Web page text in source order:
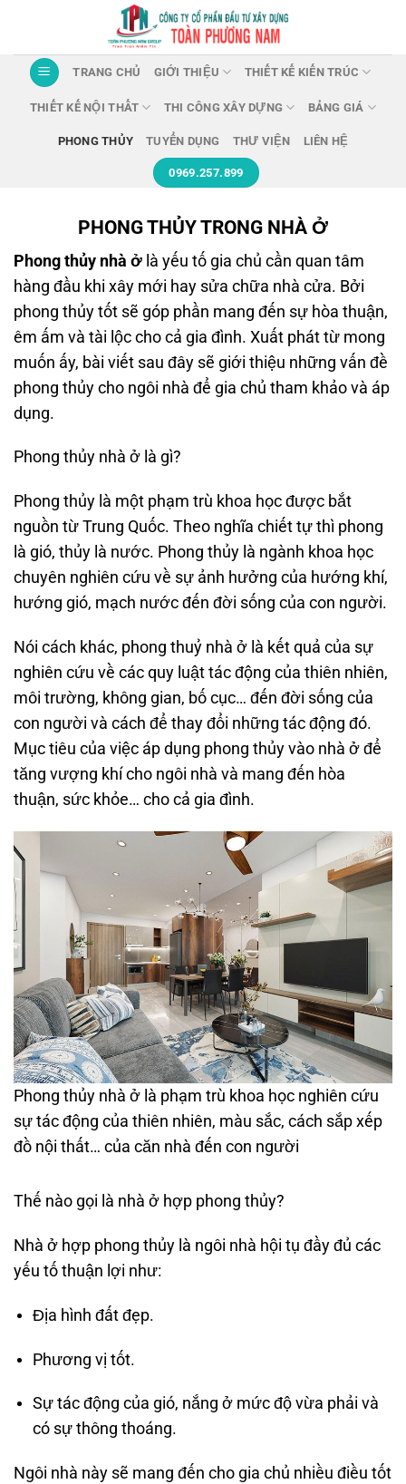
nội
dung
TRANG CHỦ GIỚI THIỆU THIẾT KẾ KIẾN TRÚC
THIẾT KẾ NỘI THẤT THI CÔNG XÂY DỰNG BẢNG GIÁ
PHONG THỦY TUYỂN DỤNG THƯ VIỆN LIÊN HỆ
0969.257.899
PHONG THỦY TRONG NHÀ Ở
Phong thủy nhà ở là yếu tố gia chủ cần quan tâm
hàng đầu khi xây mới hay sửa chữa nhà cửa. Bởi
phong thủy tốt sẽ góp phần mang đến sự hòa thuận,
êm ấm và tài lộc cho cả gia đình. Xuất phát từ mong
muốn ấy, bài viết sau đây sẽ giới thiệu những vấn đề
phong thủy cho ngôi nhà để gia chủ tham khảo và áp
dụng.
Phong thủy nhà ở là gì?
Phong thủy là một phạm trù khoa học được bắt
nguồn từ Trung Quốc. Theo nghĩa chiết tự thì phong
là gió, thủy là nước. Phong thủy là ngành khoa học
chuyên nghiên cứu về sự ảnh hưởng của hướng khí,
hướng gió, mạch nước đến đời sống của con người.
Nói cách khác, phong thuỷ nhà ở là kết quả của sự
nghiên cứu về các quy luật tác động của thiên nhiên,
môi trường, không gian, bố cục… đến đời sống của
con người và cách để thay đổi những tác động đó.
Mục tiêu của việc áp dụng phong thủy vào nhà ở để
tăng vượng khí cho ngôi nhà và mang đến hòa
thuận, sức khỏe… cho cả gia đình.
Phong thủy nhà ở là phạm trù khoa học nghiên cứu
sự tác động của thiên nhiên, màu sắc, cách sắp xếp
đồ nội thất… của căn nhà đến con người
Thế nào gọi là nhà ở hợp phong thủy?
Nhà ở hợp phong thủy là ngôi nhà hội tụ đầy đủ các
yếu tố thuận lợi như:
Địa hình đất đẹp.
Phương vị tốt.
Sự tác động của gió, nắng ở mức độ vừa phải và
có sự thông thoáng.
Ngôi nhà này sẽ mang đến cho gia chủ nhiều điều tốt